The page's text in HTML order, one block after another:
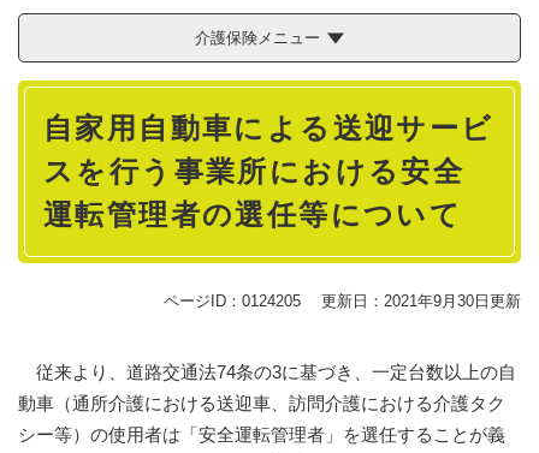
介護保険メニュー
本
自家用自動車による送迎サービ
スを行う事業所における安全
運転管理者の選任等について
ページID：0124205 更新日：2021年9月30日更新
従来より、道路交通法74条の3に基づき、一定台数以上の自
動車（通所介護における送迎車、訪問介護における介護タク
シー等）の使用者は「安全運転管理者」を選任することが義